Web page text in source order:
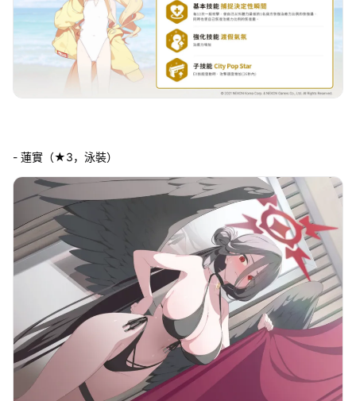
- 蓮實（★3，泳裝）